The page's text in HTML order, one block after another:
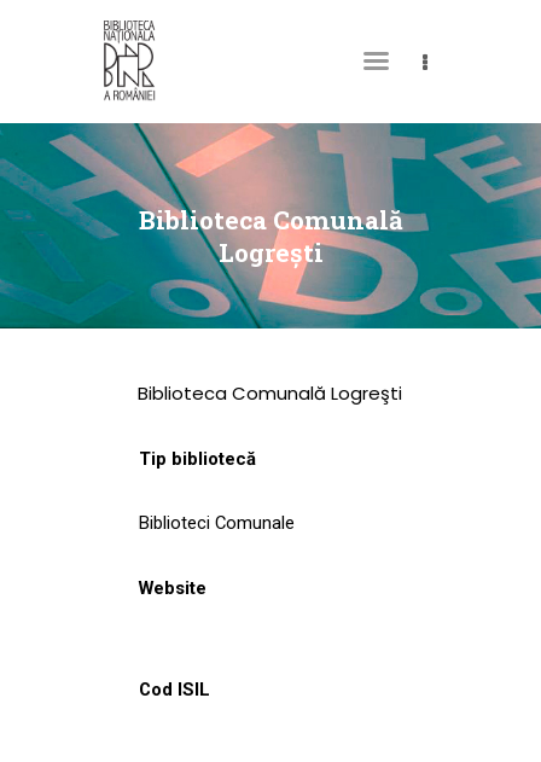
Biblioteca Comunală
Logreşti
DESPRE NOI
PERMISUL MEU DE
BIBLIOTECĂ
CATALOAGE ȘI
COLECȚII
CULTURALE
NOUTĂȚI
Biblioteca Comunală Logreşti
Tip bibliotecă
Biblioteci Comunale
Website
Cod ISIL